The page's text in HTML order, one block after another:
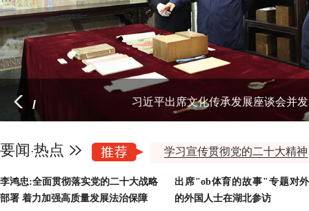
习近平出席文化传承发展座谈会并
/
要闻·热点 学习宣传贯彻党的二十大精神
李鸿忠:全面贯彻落实党的二十大战略
部署 着力加强高质量发展法治保障
出席"ob体育的故事"专题对
的外国人士在湖北参访